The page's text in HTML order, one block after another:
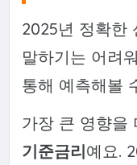
2025년 정확한
말하기는 어려
통해 예측해볼
가장 큰 영향을
기준금리예요.